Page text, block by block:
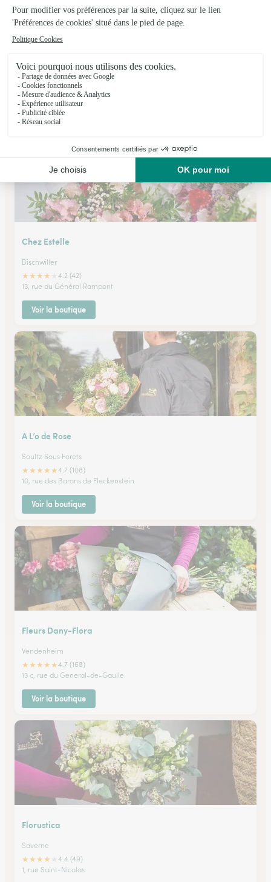
Art Floral, Marc Muller
Brumath
★★★★★4.5 (4)
182 A, avenue de Strasbourg
Voir la boutique
Chez Estelle
Bischwiller
★★★★
4.2 (42)
13, rue du Général Rampont
Voir la boutique
A L’o de Rose
Soultz Sous Forets
★★★★★4.7 (108)
10, rue des Barons de Fleckenstein
Voir la boutique
Fleurs Dany-Flora
Vendenheim
★★★★★4.7 (168)
13 c, rue du General-de-Gaulle
Voir la boutique
Florustica
Saverne
★★★★
4.4 (49)
1, rue Saint-Nicolas